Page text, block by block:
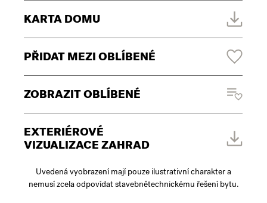
KARTA DOMU
PŘIDAT MEZI OBLÍBENÉ
ZOBRAZIT OBLÍBENÉ
EXTERIÉROVÉ
VIZUALIZACE ZAHRAD
Uvedená vyobrazení mají pouze ilustrativní charakter a
nemusí zcela odpovídat stavebnětechnickému řešení bytu.